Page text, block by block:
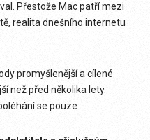
Přestože Mac patří mezi
realita dnešního internetu
promyšlenější a cílené
než před několika lety.
se pouze . . .